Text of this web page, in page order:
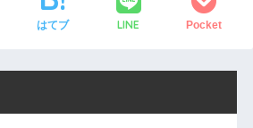
はてブ LINE Pocket